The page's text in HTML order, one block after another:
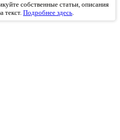
собственные статьи, описания
текст. Подробнее здесь.